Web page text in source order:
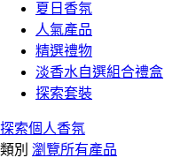
夏日香氛
人氣產品
精選禮物
淡香水自選組合禮盒
探索套裝
探索個人香氛
類別 瀏覽所有產品